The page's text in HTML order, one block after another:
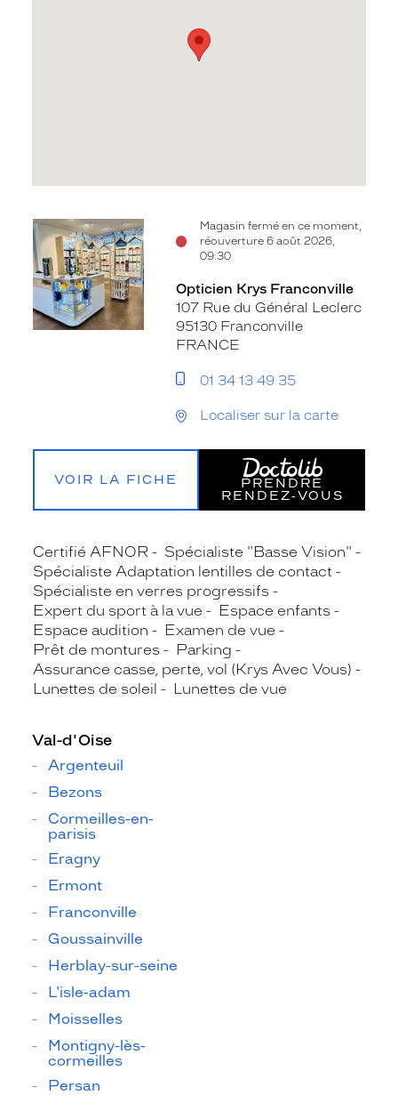
Magasin fermé en ce moment,
réouverture 6 août 2026,
09:30
Voir
la
fiche
Opticien Krys Franconville
107 Rue du Général Leclerc
95130 Franconville
FRANCE
01 34 13 49 35
Localiser sur la carte
VOIR LA FICHE
PRENDRE
RENDEZ‑VOUS
Certifié AFNOR
Spécialiste "Basse Vision"
Spécialiste Adaptation lentilles de contact
Spécialiste en verres progressifs
Expert du sport à la vue
Espace enfants
Espace audition
Examen de vue
Prêt de montures
Parking
Assurance casse, perte, vol (Krys Avec Vous)
Lunettes de soleil
Lunettes de vue
Val-d'Oise
Argenteuil
Bezons
Cormeilles-en-
parisis
Eragny
Ermont
Franconville
Goussainville
Herblay-sur-seine
L'isle-adam
Moisselles
Montigny-lès-
cormeilles
Persan